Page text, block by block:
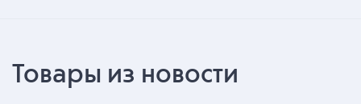
Товары из новости